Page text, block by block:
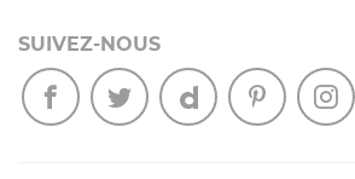
SUIVEZ-NOUS